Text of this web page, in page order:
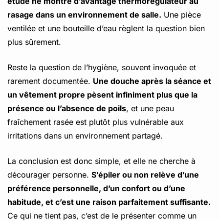
rasage dans un environnement de salle. Une pièce
ventilée et une bouteille d’eau règlent la question bien
plus sûrement.
Reste la question de l’hygiène, souvent invoquée et
rarement documentée. Une douche après la séance et
un vêtement propre pèsent infiniment plus que la
présence ou l’absence de poils, et une peau
fraîchement rasée est plutôt plus vulnérable aux
irritations dans un environnement partagé.
La conclusion est donc simple, et elle ne cherche à
décourager personne. S’épiler ou non relève d’une
préférence personnelle, d’un confort ou d’une
habitude, et c’est une raison parfaitement suffisante.
Ce qui ne tient pas, c’est de le présenter comme un